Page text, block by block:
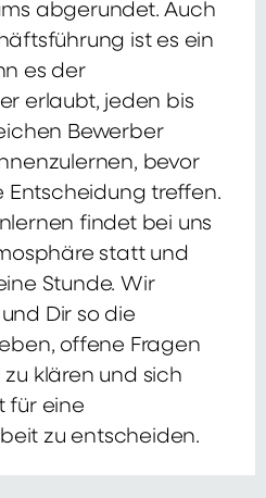
abgerundet. Auch
ist es ein
es der
erlaubt, jeden bis
Bewerber
bevor
Entscheidung treffen.
findet bei uns
statt und
Stunde. Wir
Dir so die
offene Fragen
klären und sich
für eine
zu entscheiden.